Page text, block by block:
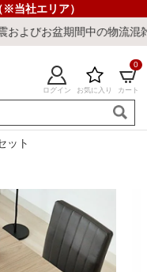
当社エリア）
の物流混雑の影響により
ログイン お気に入り カート
0
員登録
歴
ット